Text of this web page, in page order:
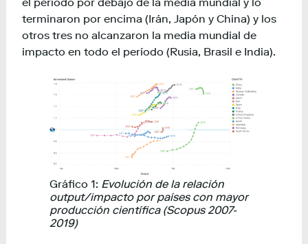
terminaron por encima (Irán, Japón y China) y los
otros tres no alcanzaron la media mundial de
impacto en todo el período (Rusia, Brasil e India).
Gráfico 1: Evolución de la relación
output/impacto por países con mayor
producción científica (Scopus 2007-
2019)